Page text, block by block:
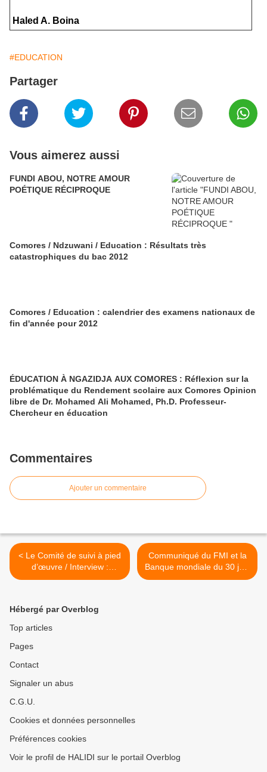
Haled A. Boina
#EDUCATION
Partager
Vous aimerez aussi
FUNDI ABOU, NOTRE AMOUR
POÉTIQUE RÉCIPROQUE
Comores / Ndzuwani / Education : Résultats très
catastrophiques du bac 2012
Comores / Education : calendrier des examens nationaux de
fin d'année pour 2012
ÉDUCATION À NGAZIDJA AUX COMORES : Réflexion sur la
problématique du Rendement scolaire aux Comores Opinion
libre de Dr. Mohamed Ali Mohamed, Ph.D. Professeur-
Chercheur en éducation
Commentaires
Ajouter un commentaire
< Le Comité de suivi à pied
d’œuvre / Interview :
Houmed Msaidié : « S’ils
périls »
Communiqué du FMI et la
Banque mondiale du 30 juin
2010 sur les Comores :
Hébergé par Overblog
Top articles
Pages
Contact
Signaler un abus
C.G.U.
Cookies et données personnelles
Préférences cookies
Voir le profil de HALIDI sur le portail Overblog